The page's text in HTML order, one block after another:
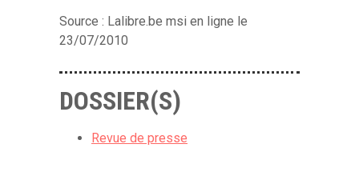
Source : Lalibre.be msi en ligne le
23/07/2010
DOSSIER(S)
Revue de presse